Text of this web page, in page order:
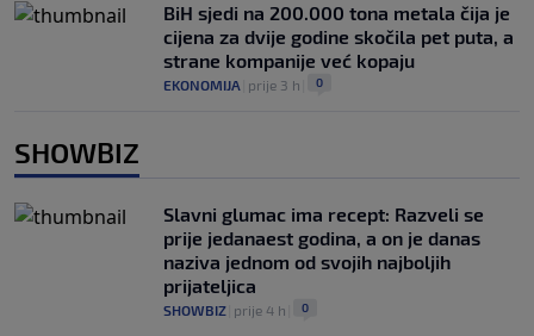
BiH sjedi na 200.000 tona metala čija je
cijena za dvije godine skočila pet puta, a
strane kompanije već kopaju
EKONOMIJA prije 3 h 0
SHOWBIZ
Slavni glumac ima recept: Razveli se
prije jedanaest godina, a on je danas
naziva jednom od svojih najboljih
prijateljica
SHOWBIZ prije 4 h 0